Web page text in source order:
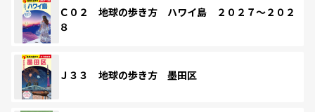
Ｃ０２ 地球の歩き方 ハワイ島 ２０２７～２０２
８
Ｊ３３ 地球の歩き方 墨田区